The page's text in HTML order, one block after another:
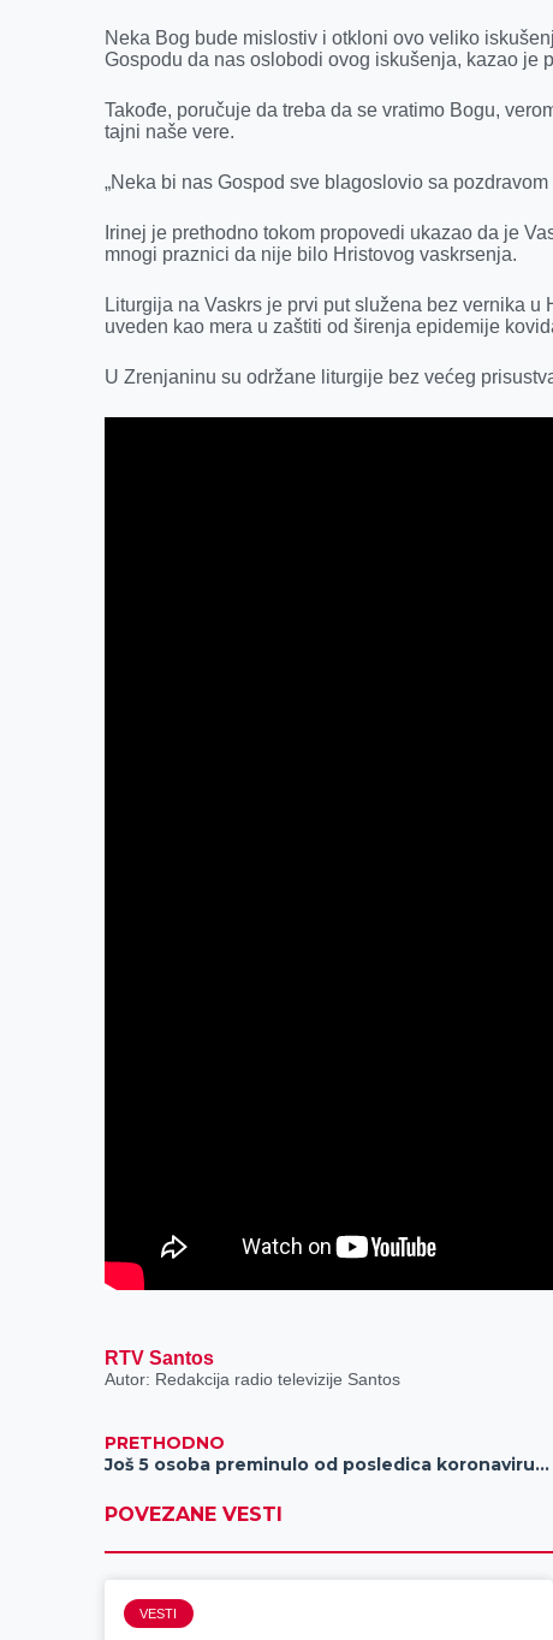
Neka Bog bude mislostiv i otkloni ovo veliko
Gospodu da nas oslobodi ovog iskušenja, kazao je
Takođe, poručuje da treba da se vratimo Bogu,
tajni naše vere.
„Neka bi nas Gospod sve blagoslovio sa
Irinej je prethodno tokom propovedi ukazao da je
mnogi praznici da nije bilo Hristovog vaskrsenja.
Liturgija na Vaskrs je prvi put služena bez vernika
uveden kao mera u zaštiti od širenja epidemije
U Zrenjaninu su održane liturgije bez većeg
RTV Santos
Autor: Redakcija radio televizije Santos
PRETHODNO
Još 5 osoba preminulo od posledica koronavirusa, nova 324 slučaja
POVEZANE VESTI
VESTI